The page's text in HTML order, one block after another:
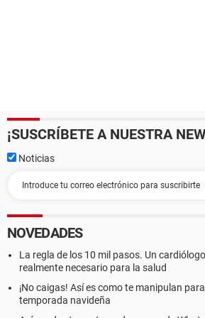
¡SUSCRÍBETE A NUESTRA
Noticias
NOVEDADES
La regla de los 10 mil pasos. Un
realmente necesario para la salud
¡No caigas! Así es como te manipulan
temporada navideña